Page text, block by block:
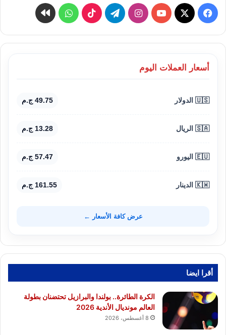
فيسبوك
‫X
‫YouTubeانستقرامتيلقرام ‫TikTokواتسابكواى
أسعار العملات اليوم
🇺🇸 الدولار 49.75 ج.م
🇸🇦 الريال 13.28 ج.م
🇪🇺 اليورو 57.47 ج.م
🇰🇼 الدينار 161.55 ج.م
عرض كافة الأسعار ←
أقرا ايضا
الكرة الطائرة.. بولندا والبرازيل تحتضنان بطولة
العالم مونديال الأندية 2026
8 أغسطس، 2026